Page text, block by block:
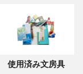
使用済み文房具